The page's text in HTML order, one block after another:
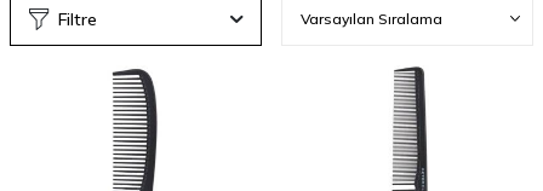
Filtre